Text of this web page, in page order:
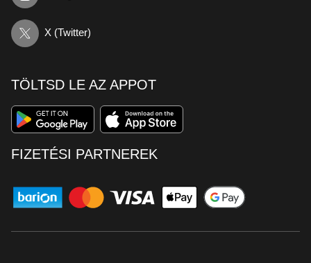
X (Twitter)
TÖLTSD LE AZ APPOT
FIZETÉSI PARTNEREK